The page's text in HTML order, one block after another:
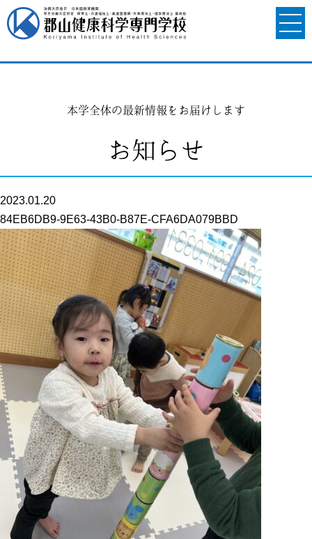
本学全体の最新情報をお届けします
お知らせ
2023.01.20
84EB6DB9-9E63-43B0-B87E-CFA6DA079BBD